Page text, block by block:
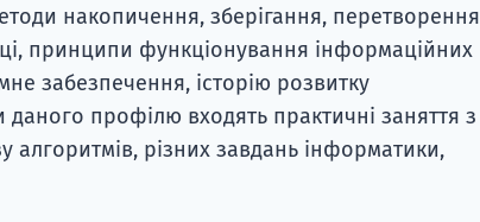
накопичення, зберігання, перетворення
принципи функціонування інформаційних
забезпечення, історію розвитку
профілю входять практичні заняття з
різних завдань інформатики,